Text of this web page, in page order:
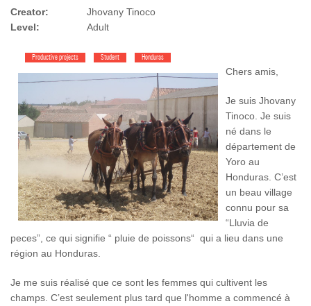
Creator:
Jhovany Tinoco
Level:
Adult
Productive projects Student Honduras
Chers amis,
Je suis Jhovany
Tinoco. Je suis
né dans le
département de
Yoro au
Honduras. C’est
un beau village
connu pour sa
“Lluvia de
peces”, ce qui signifie “ pluie de poissons“ qui a lieu dans une
région au Honduras.
Je me suis réalisé que ce sont les femmes qui cultivent les
champs. C’est seulement plus tard que l'homme a commencé à